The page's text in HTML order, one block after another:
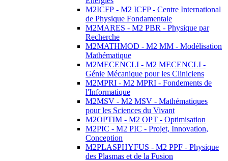
M2ICFP - M2 ICFP - Centre International
de Physique Fondamentale
M2MARES - M2 PBR - Physique par
Recherche
M2MATHMOD - M2 MM - Modélisation
Mathématique
M2MECENCLI - M2 MECENCLI -
Génie Mécanique pour les Cliniciens
M2MPRI - M2 MPRI - Fondements de
l'Informatique
M2MSV - M2 MSV - Mathématiques
pour les Sciences du Vivant
M2OPTIM - M2 OPT - Optimisation
M2PIC - M2 PIC - Projet, Innovation,
Conception
M2PLASPHYFUS - M2 PPF - Physique
des Plasmas et de la Fusion